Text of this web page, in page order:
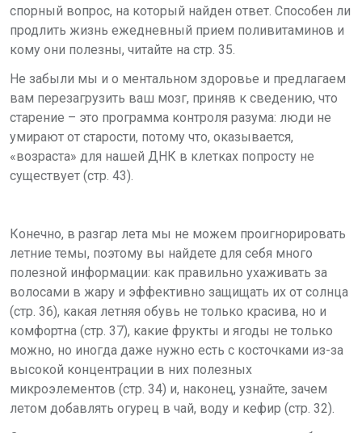
спорный вопрос, на который найден ответ. Способен ли
продлить жизнь ежедневный прием поливитаминов и
кому они полезны, читайте на стр. 35.
Не забыли мы и о ментальном здоровье и предлагаем
вам перезагрузить ваш мозг, приняв к сведению, что
старение – это программа контроля разума: люди не
умирают от старости, потому что, оказывается,
«возраста» для нашей ДНК в клетках попросту не
существует (стр. 43).
Конечно, в разгар лета мы не можем проигнорировать
летние темы, поэтому вы найдете для себя много
полезной информации: как правильно ухаживать за
волосами в жару и эффективно защищать их от солнца
(стр. 36), какая летняя обувь не только красива, но и
комфортна (стр. 37), какие фрукты и ягоды не только
можно, но иногда даже нужно есть с косточками из-за
высокой концентрации в них полезных
микроэлементов (стр. 34) и, наконец, узнайте, зачем
летом добавлять огурец в чай, воду и кефир (стр. 32).